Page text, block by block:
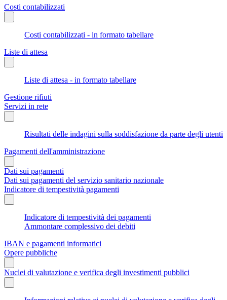
Costi contabilizzati
Costi contabilizzati - in formato tabellare
Liste di attesa
Liste di attesa - in formato tabellare
Gestione rifiuti
Servizi in rete
Risultati delle indagini sulla soddisfazione da parte degli utenti
Pagamenti dell'amministrazione
Dati sui pagamenti
Dati sui pagamenti del servizio sanitario nazionale
Indicatore di tempestività pagamenti
Indicatore di tempestività dei pagamenti
Ammontare complessivo dei debiti
IBAN e pagamenti informatici
Opere pubbliche
Nuclei di valutazione e verifica degli investimenti pubblici